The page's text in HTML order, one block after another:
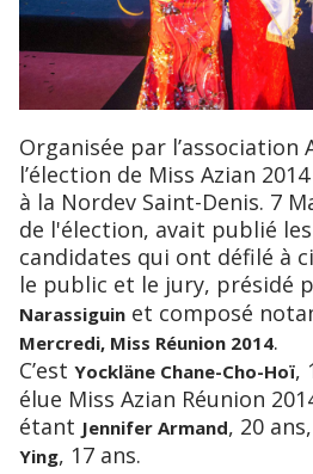
Organisée par l’association AZN Réunion,
l’élection de Miss Azian
à la Nordev Saint-Denis. 7
de l'élection, avait publié
candidates qui ont défilé à
le public et le jury, présidé
Narassiguin et composé
Mercredi, Miss Réunion 2014.
C’est Yockläne Chane-Cho-Hoï,
élue Miss Azian Réunion
étant Jennifer Armand, 20
Ying, 17 ans.